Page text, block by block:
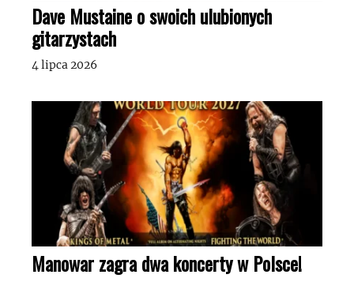
Dave Mustaine o swoich ulubionych
gitarzystach
4 lipca 2026
Manowar zagra dwa koncerty w Polsce!